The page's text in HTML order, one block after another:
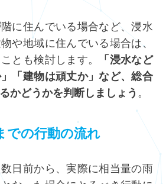
に住んでいる場合など、浸水
や地域に住んでいる場合は、
とも検討します。
「浸水など
「建物は頑丈か」など、総合
かどうかを判断しましょう 。
での行動の流れ
日前から、実際に相当量の雨